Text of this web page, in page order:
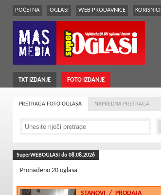
POČETNA OGLASI WEB PRODAVNICE KORISNICI
TXT IZDANJE FOTO IZDANJE
PRETRAGA FOTO OGLASA NAPREDNA PRETRAGA
SuperWEBOGLASI do 08.08.2026
Pronađeno 20 oglasa
STANOVI / PRODAJA